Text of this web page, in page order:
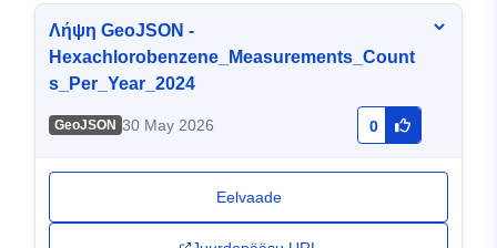
Λήψη GeoJSON -
Hexachlorobenzene_Measurements_Count
s_Per_Year_2024
GeoJSON 30 May 2026 0
Eelvaade